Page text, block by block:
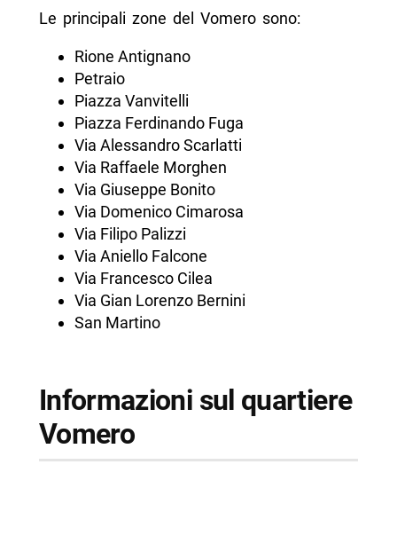
Le principali zone del Vomero sono:
Rione Antignano
Petraio
Piazza Vanvitelli
Piazza Ferdinando Fuga
Via Alessandro Scarlatti
Via Raffaele Morghen
Via Giuseppe Bonito
Via Domenico Cimarosa
Via Filipo Palizzi
Via Aniello Falcone
Via Francesco Cilea
Via Gian Lorenzo Bernini
San Martino
Informazioni sul quartiere
Vomero